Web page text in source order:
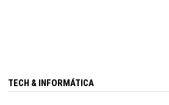
TECH & INFORMÁTICA